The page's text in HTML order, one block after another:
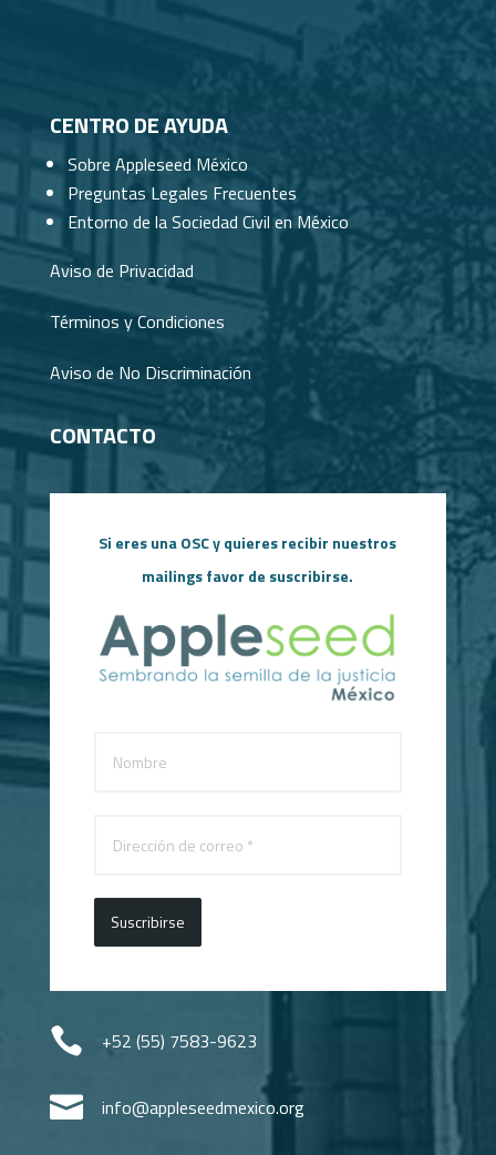
CENTRO DE AYUDA
Sobre Appleseed México
Preguntas Legales Frecuentes
Entorno de la Sociedad Civil en México
Aviso de Privacidad
Términos y Condiciones
Aviso de No Discriminación
CONTACTO
Si eres una OSC y quieres recibir nuestros
mailings favor de suscribirse.
Suscribirse
 +52 (55) 7583-9623
 info@appleseedmexico.org